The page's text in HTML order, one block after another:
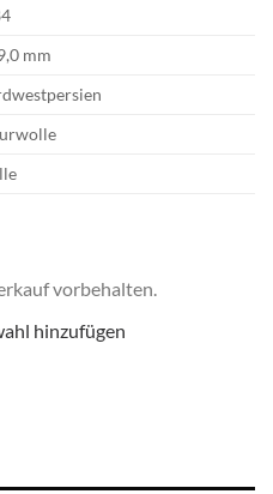
mm
vorbehalten.
hinzufügen